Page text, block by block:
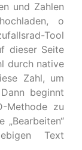
und Zahlen
o
Tool
dieser Seite
durch native
Zahl, um
beginnt
Methode zu
„Bearbeiten“
Text